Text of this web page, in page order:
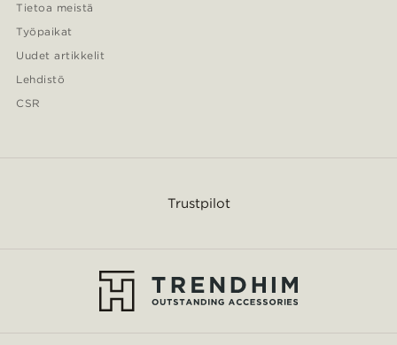
Tietoa meistä
Työpaikat
Uudet artikkelit
Lehdistö
CSR
Trustpilot